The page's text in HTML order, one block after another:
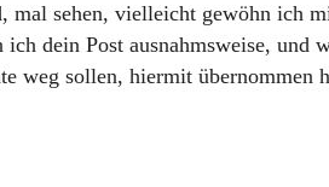
, mal sehen, vielleicht gewöhn ich
ich dein Post ausnahmsweise, und
weg sollen, hiermit übernommen